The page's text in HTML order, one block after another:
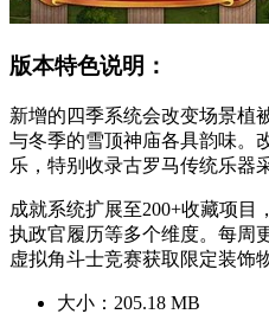
版本特色说明：
新增的四季系统会改变场景植
与冬季的雪顶神庙各具韵味。
乐，特别收录古罗马传统乐器
成就系统扩展至200+收藏项目
执政官履历等多个维度。每周
虚拟角斗士竞赛获取限定装饰物
大小： 205.18 MB